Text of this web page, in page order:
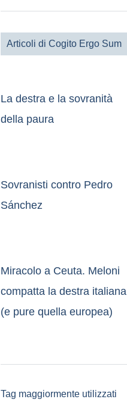
Articoli di Cogito Ergo Sum
La destra e la sovranità
della paura
Sovranisti contro Pedro
Sánchez
Miracolo a Ceuta. Meloni
compatta la destra italiana
(e pure quella europea)
Tag maggiormente utilizzati